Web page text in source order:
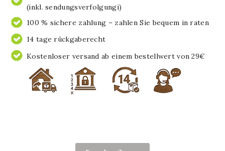
(inkl. sendungsverfolgungi)
100 % sichere zahlung – zahlen Sie bequem in raten
14 tage rückgaberecht
Kostenloser versand ab einem bestellwert von 29€